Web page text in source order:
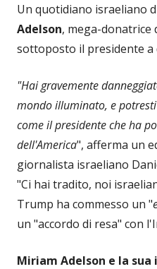
Un quotidiano israeliano
Adelson, mega-donatrice
sottoposto il presidente a
"Hai gravemente
mondo illuminato, e
come il presidente che ha
dell'America", afferma un
giornalista israeliano
"Ci hai tradito, noi
Trump ha commesso un "
un "accordo di resa" con
Miriam Adelson e la